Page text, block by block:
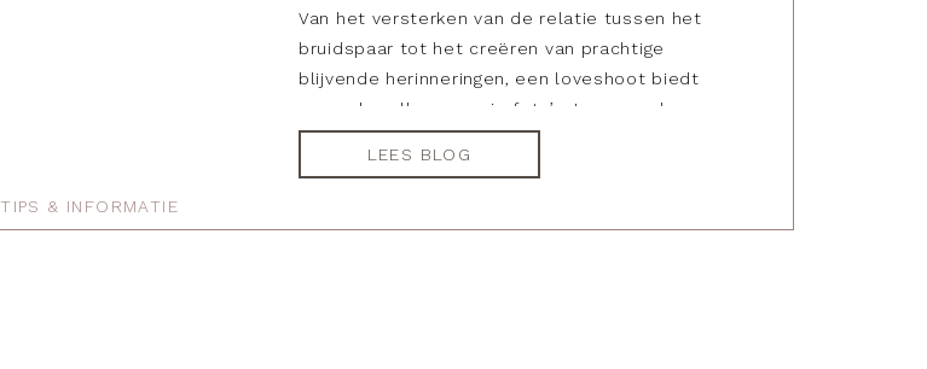
Van het versterken van de relatie tussen het
bruidspaar tot het creëren van prachtige
blijvende herinneringen, een loveshoot biedt
meer dan alleen mooie foto’s. Lees verder om
te ontdekken waarom ik geloven dat dit een
TIPS & INFORMATIE
LEES BLOG